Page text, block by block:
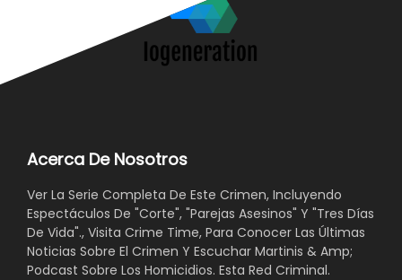
Acerca De Nosotros
Ver La Serie Completa De Este Crimen, Incluyendo
Espectáculos De "Corte", "Parejas Asesinos" Y "Tres Días
De Vida"., Visita Crime Time, Para Conocer Las Últimas
Noticias Sobre El Crimen Y Escuchar Martinis & Amp;
Podcast Sobre Los Homicidios. Esta Red Criminal.